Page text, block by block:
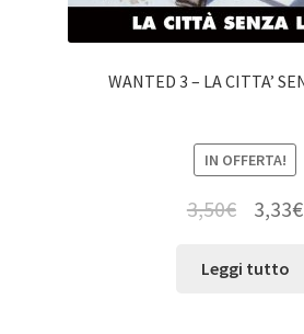
WANTED 3 – LA CITTA’
IN OFFERTA!
3,50€ 3,33€
Leggi tutto